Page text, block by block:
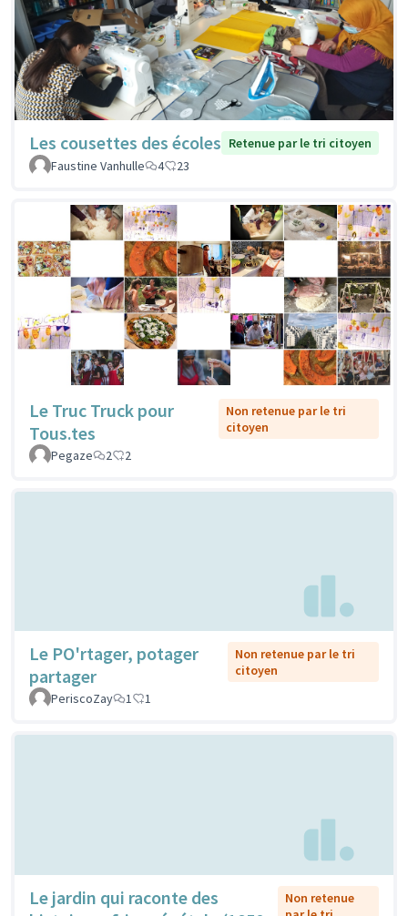
Les cousettes des écoles Retenue par le tri citoyen
Faustine Vanhulle
4 23
Le Truc Truck pour
Tous.tes
Non retenue par le tri
citoyen
Pegaze
2 2
Le PO'rtager, potager
partager
Non retenue par le tri
citoyen
PeriscoZay
1 1
Le jardin qui raconte des
Non retenue